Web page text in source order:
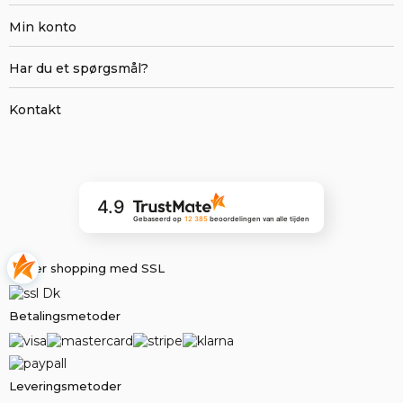
Min konto
Har du et spørgsmål?
Kontakt
4.9
Gebaseerd op 12 385 beoordelingenvan alle tijden
Sikker shopping med SSL
Betalingsmetoder
Leveringsmetoder